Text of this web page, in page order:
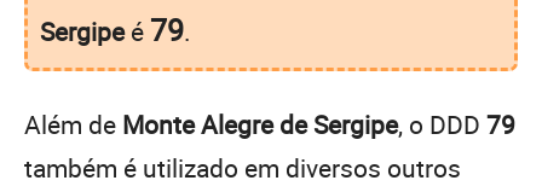
Sergipeé 79.
Além de Monte Alegre de Sergipe, o DDD 79
também é utilizado em diversos outros